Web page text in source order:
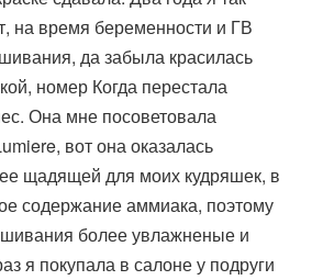
на время беременности и ГВ
да забыла красилась
номер Когда перестала
Она мне посоветовала
вот она оказалась
щадящей для моих кудряшек, в
содержание аммиака, поэтому
более увлажненые и
я покупала в салоне у подруги